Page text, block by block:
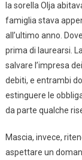
la sorella Olja
famiglia stava
all’ultimo anno.
prima di laurearsi.
salvare l’impresa
debiti, e entrambi
estinguere le
da parte qualche
Mascia, invece,
aspettare un